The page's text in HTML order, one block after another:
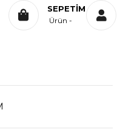
SEPETIM
Ürün